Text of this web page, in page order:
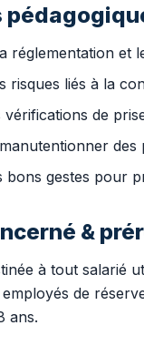
réglementation et
risques liés à la
vérifications de
des
bons gestes pour
&
à tout salarié
de
ans.